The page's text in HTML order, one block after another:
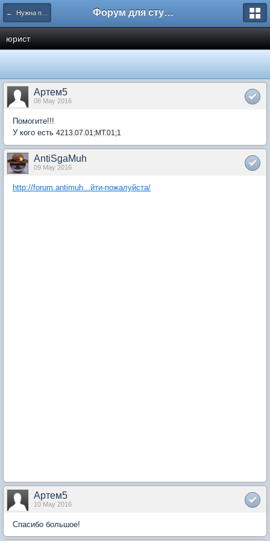
← Нужна помощь Форум для студента СГА
юрист
Артем5
08 May 2016
Помогите!!!
У кого есть 4213.07.01;МТ.01;1
AntiSgaMuh
09 May 2016
http://forum.antimuh...йти-пожалуйста/
Артем5
10 May 2016
Спасибо большое!